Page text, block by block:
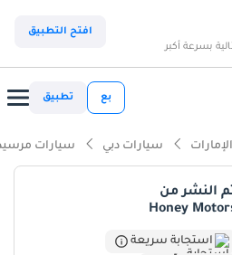
بسرعة أكبر
افتح التطبيق
بع تطبيق
سيارات دبي سيارات
النشر من
Honey
استجابة سريعة